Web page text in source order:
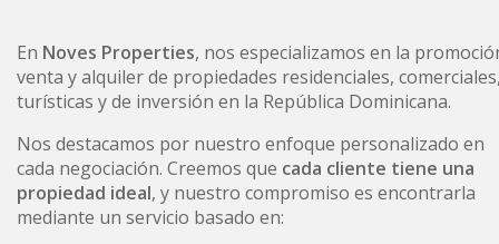
En Noves Properties, nos especializamos en la
venta y alquiler de propiedades residenciales,
turísticas y de inversión en la República Dominicana.
Nos destacamos por nuestro enfoque personalizado en
cada negociación. Creemos que cada cliente tiene una
propiedad ideal, y nuestro compromiso es encontrarla
mediante un servicio basado en: